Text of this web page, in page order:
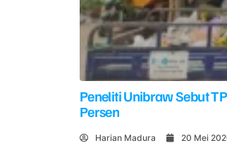
Peneliti Unibraw Sebut
Persen
Harian Madura 20 Mei